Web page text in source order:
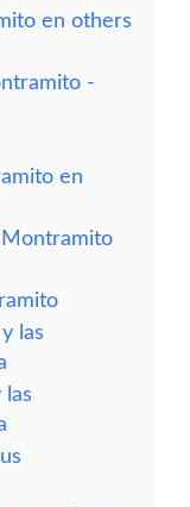
en others
-
en
Montramito
las
las